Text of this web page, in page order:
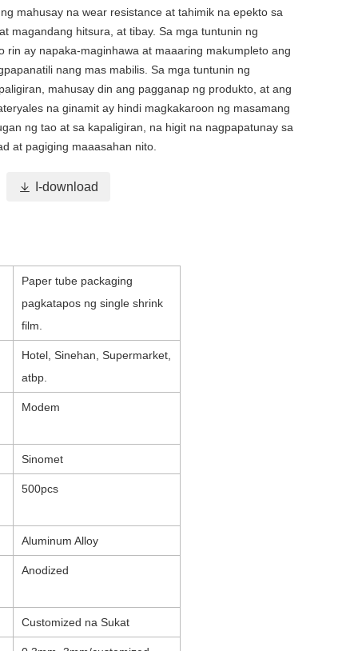
mahusay na wear resistance at tahimik na epekto sa
magandang hitsura, at tibay. Sa mga tuntunin ng
rin ay napaka-maginhawa at maaaring makumpleto ang
nang mas mabilis. Sa mga tuntunin ng
mahusay din ang pagganap ng produkto, at ang
na ginamit ay hindi magkakaroon ng masamang
ng tao at sa kapaligiran, na higit na nagpapatunay sa
at pagiging maaasahan nito.
 I-download
Paper tube packaging
pagkatapos ng single shrink
film.
Hotel, Sinehan, Supermarket,
atbp.
Modem
Sinomet
500pcs
Aluminum Alloy
Anodized
Customized na Sukat